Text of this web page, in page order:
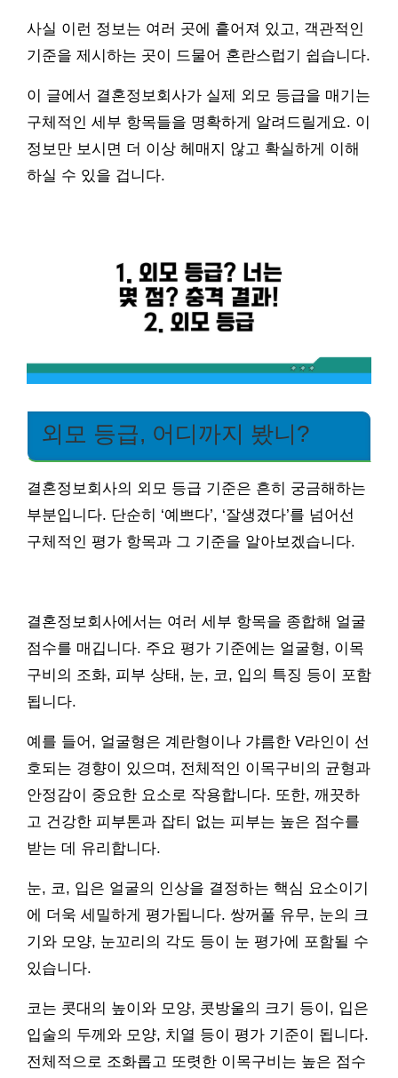
사실 이런 정보는 여러 곳에 흩어져 있고, 객관적인
기준을 제시하는 곳이 드물어 혼란스럽기 쉽습니다.
이 글에서 결혼정보회사가 실제 외모 등급을 매기는
구체적인 세부 항목들을 명확하게 알려드릴게요. 이
정보만 보시면 더 이상 헤매지 않고 확실하게 이해
하실 수 있을 겁니다.
외모 등급, 어디까지 봤니?
결혼정보회사의 외모 등급 기준은 흔히 궁금해하는
부분입니다. 단순히 ‘예쁘다’, ‘잘생겼다’를 넘어선
구체적인 평가 항목과 그 기준을 알아보겠습니다.
결혼정보회사에서는 여러 세부 항목을 종합해 얼굴
점수를 매깁니다. 주요 평가 기준에는 얼굴형, 이목
구비의 조화, 피부 상태, 눈, 코, 입의 특징 등이 포함
됩니다.
예를 들어, 얼굴형은 계란형이나 갸름한 V라인이 선
호되는 경향이 있으며, 전체적인 이목구비의 균형과
안정감이 중요한 요소로 작용합니다. 또한, 깨끗하
고 건강한 피부톤과 잡티 없는 피부는 높은 점수를
받는 데 유리합니다.
눈, 코, 입은 얼굴의 인상을 결정하는 핵심 요소이기
에 더욱 세밀하게 평가됩니다. 쌍꺼풀 유무, 눈의 크
기와 모양, 눈꼬리의 각도 등이 눈 평가에 포함될 수
있습니다.
코는 콧대의 높이와 모양, 콧방울의 크기 등이, 입은
입술의 두께와 모양, 치열 등이 평가 기준이 됩니다.
전체적으로 조화롭고 또렷한 이목구비는 높은 점수